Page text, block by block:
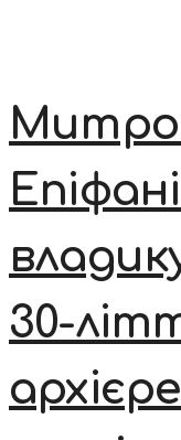
30-